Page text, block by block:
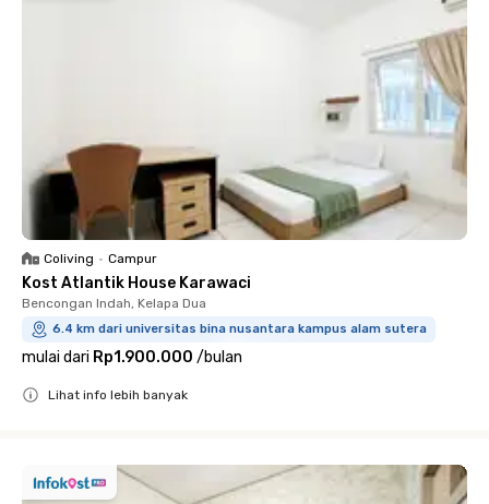
Coliving • Campur
Kost Atlantik House Karawaci
Bencongan Indah, Kelapa Dua
6.4 km dari universitas bina nusantara kampus alam sutera
mulai dari Rp1.900.000 /bulan
Lihat info lebih banyak